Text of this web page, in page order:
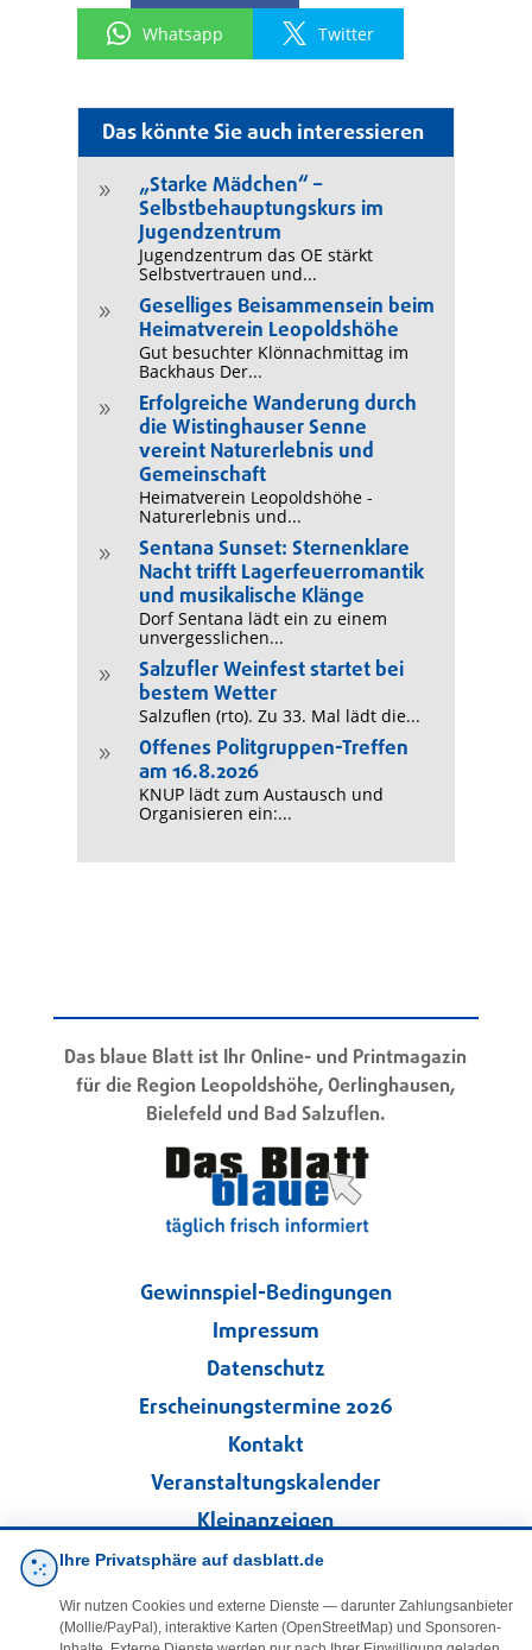
Das könnte Sie auch interessieren
9
„Starke Mädchen“ –
Selbstbehauptungskurs im
Jugendzentrum
Jugendzentrum das OE stärkt
Selbstvertrauen und...
9
Geselliges Beisammensein beim
Heimatverein Leopoldshöhe
Gut besuchter Klönnachmittag im
Backhaus Der...
9
Erfolgreiche Wanderung durch
die Wistinghauser Senne
vereint Naturerlebnis und
Gemeinschaft
Heimatverein Leopoldshöhe -
Naturerlebnis und...
9
Sentana Sunset: Sternenklare
Nacht trifft Lagerfeuerromantik
und musikalische Klänge
Dorf Sentana lädt ein zu einem
unvergesslichen...
9
Salzufler Weinfest startet bei
bestem Wetter
Salzuflen (rto). Zu 33. Mal lädt die...
9
Offenes Politgruppen-Treffen
am 16.8.2026
KNUP lädt zum Austausch und
Organisieren ein:...
Whatsapp Twitter
Das blaue Blatt ist Ihr Online- und Printmagazin
für die Region Leopoldshöhe, Oerlinghausen,
Bielefeld und Bad Salzuflen.
Gewinnspiel-Bedingungen
Impressum
Datenschutz
Erscheinungstermine 2026
Kontakt
Veranstaltungskalender
Kleinanzeigen
Ihre Privatsphäre auf dasblatt.de
Wir nutzen Cookies und externe Dienste — darunter Zahlungsanbieter
(Mollie/PayPal), interaktive Karten (OpenStreetMap) und Sponsoren-